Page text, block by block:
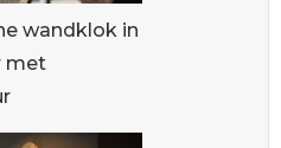
wandklok in
met